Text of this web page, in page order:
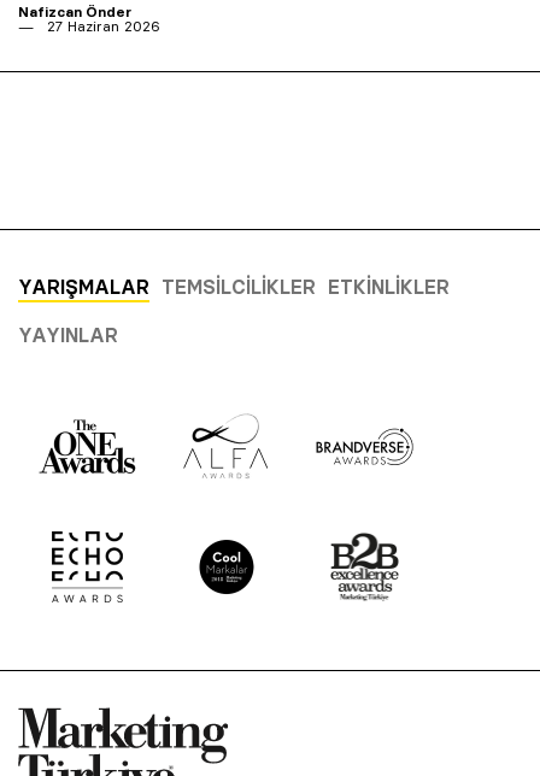
Nafizcan Önder
27 Haziran 2026
YARIŞMALAR TEMSILCILIKLER ETKINLIKLER
YAYINLAR